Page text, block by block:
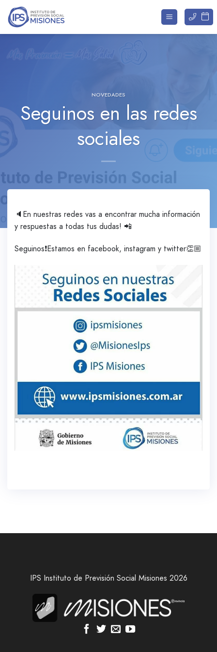
Saltar
contenido
NOVEDADES
Seguinos en las redes
sociales
🔈En nuestras redes vas a encontrar mucha información
y respuestas a todas tus dudas! 📲
Seguinos❗️Estamos en facebook, instagram y twitter👏🏼
IPS Instituto de Previsión Social Misiones 2026